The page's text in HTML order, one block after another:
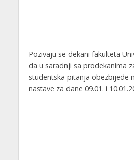
Pozivaju se dekani fakulteta
da u saradnji sa prodekanima
studentska pitanja obezbijede
nastave za dane 09.01. i